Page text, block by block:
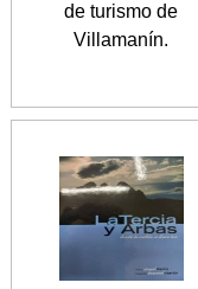
de turismo de
Villamanín.